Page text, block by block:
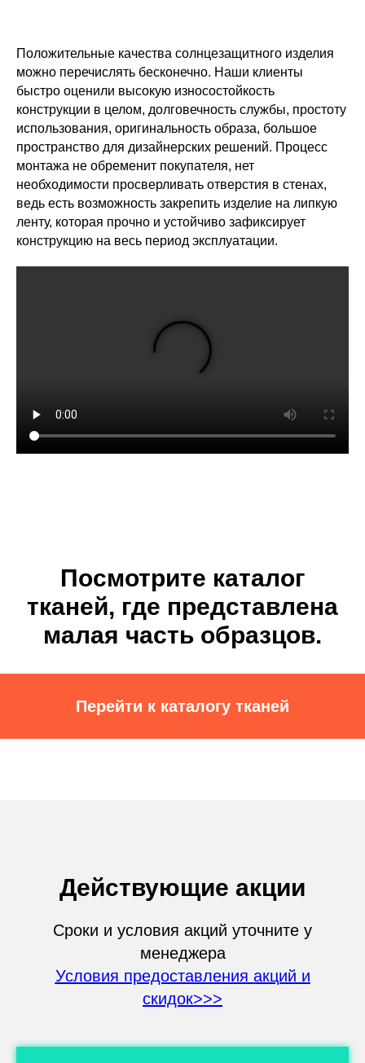
Положительные качества солнцезащитного изделия
можно перечислять бесконечно. Наши клиенты
быстро оценили высокую износостойкость
конструкции в целом, долговечность службы, простоту
использования, оригинальность образа, большое
пространство для дизайнерских решений. Процесс
монтажа не обременит покупателя, нет
необходимости просверливать отверстия в стенах,
ведь есть возможность закрепить изделие на липкую
ленту, которая прочно и устойчиво зафиксирует
конструкцию на весь период эксплуатации.
Посмотрите каталог
тканей, где представлена
малая часть образцов.
Перейти к каталогу тканей
Действующие акции
Сроки и условия акций уточните у
менеджера
Условия предоставления акций и
скидок>>>